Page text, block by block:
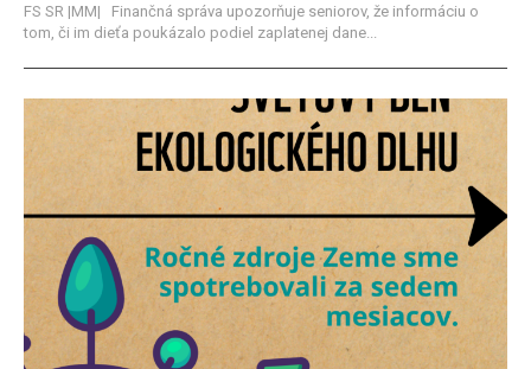
FS SR |MM| Finančná správa upozorňuje seniorov, že informáciu o
tom, či im dieťa poukázalo podiel zaplatenej dane...